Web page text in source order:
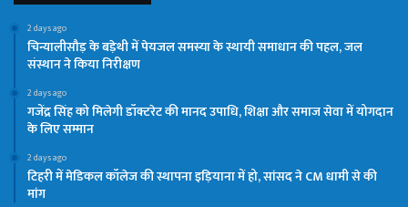
2 days ago
चिन्यालीसौड़ के बड़ेथी में पेयजल समस्या के स्थायी समाधान की पहल, जल
संस्थान ने किया निरीक्षण
2 days ago
गजेंद्र सिंह को मिलेगी डॉक्टरेट की मानद उपाधि, शिक्षा और समाज सेवा में योगदान
के लिए सम्मान
2 days ago
टिहरी में मेडिकल कॉलेज की स्थापना इड़ियाना में हो, सांसद ने CM धामी से की
मांग